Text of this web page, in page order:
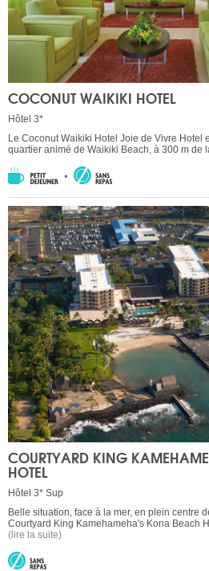
COCONUT WAIKIKI HOTEL
Hôtel 3*
Le Coconut Waikiki Hotel Joie de Vivre Hotel
quartier animé de Waikiki Beach, à 300 m de
COURTYARD KING
HOTEL
Hôtel 3* Sup
Belle situation, face à la mer, en plein centre
Courtyard King Kamehameha's Kona Beach
(lire la suite)